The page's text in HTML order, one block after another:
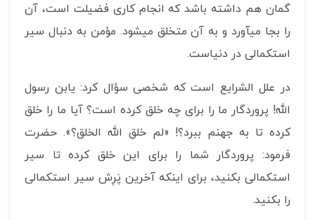
گمان هم داشته باشد که انجام کاری فضیلت است، آن
را بجا می­آورد و به آن متخلق می­شود. مؤمن به دنبال سیر
استکمالی در دنیاست.
در علل الشرایع است که شخصی سؤال کرد: یابن رسول
الله! پروردگار ما را برای چه خلق کرده است؟ آیا ما را خلق
کرده تا به جهنم ببرد؟! «لم خلق الله الخلق؟». حضرت
فرمود: پروردگار شما را برای این خلق کرده تا سیر
استکمالی بکنید، برای اینکه آخرین پَرِش سیر استکمالی
را بکنید.